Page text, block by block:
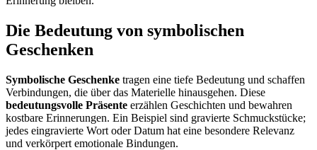
Die Bedeutung von symbolischen
Geschenken
Symbolische Geschenke tragen eine tiefe Bedeutung und schaffen
Verbindungen, die über das Materielle hinausgehen. Diese
bedeutungsvolle Präsente erzählen Geschichten und bewahren
kostbare Erinnerungen. Ein Beispiel sind gravierte Schmuckstücke;
jedes eingravierte Wort oder Datum hat eine besondere Relevanz
und verkörpert emotionale Bindungen.